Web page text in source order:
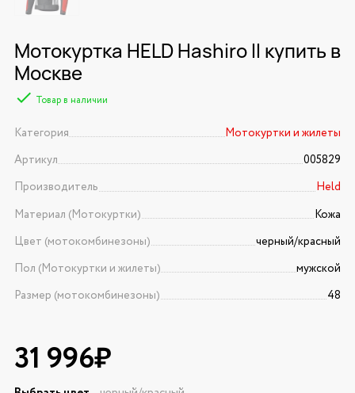
Мотокуртка HELD Hashiro II купить в
Москве
Товар в наличии
Категория
Мотокуртки и жилеты
Артикул
005829
Производитель
Held
Материал (Мотокуртки)
Кожа
Цвет (мотокомбинезоны)
черный/красный
Пол (Мотокуртки и жилеты)
мужской
Размер (мотокомбинезоны)
48
31 996₽